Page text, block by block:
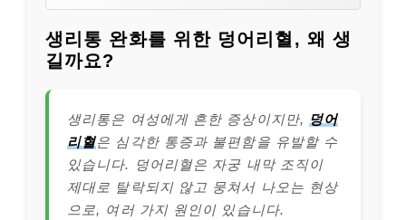
생리통 완화를 위한 덩어리혈, 왜 생
길까요?
생리통은 여성에게 흔한 증상이지만, 덩어
리혈은 심각한 통증과 불편함을 유발할 수
있습니다. 덩어리혈은 자궁 내막 조직이
제대로 탈락되지 않고 뭉쳐서 나오는 현상
으로, 여러 가지 원인이 있습니다.